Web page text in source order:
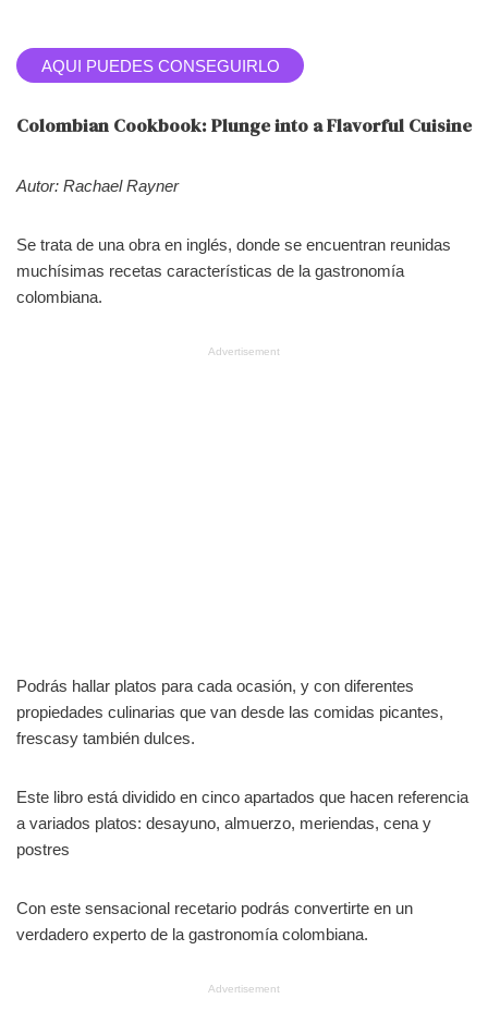
AQUI PUEDES CONSEGUIRLO
Colombian Cookbook: Plunge into a Flavorful Cuisine
Autor: Rachael Rayner
Se trata de una obra en inglés, donde se encuentran reunidas
muchísimas recetas características de la gastronomía
colombiana.
Advertisement
Podrás hallar platos para cada ocasión, y con diferentes
propiedades culinarias que van desde las comidas picantes,
frescasy también dulces.
Este libro está dividido en cinco apartados que hacen referencia
a variados platos: desayuno, almuerzo, meriendas, cena y
postres
Con este sensacional recetario podrás convertirte en un
verdadero experto de la gastronomía colombiana.
Advertisement